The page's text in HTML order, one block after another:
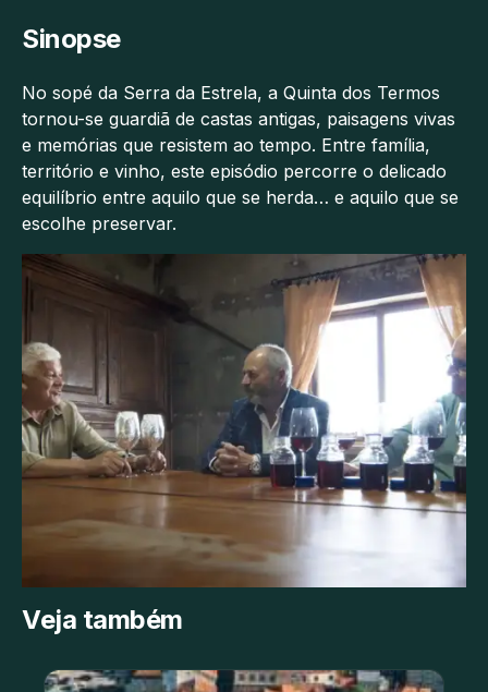
Sinopse
No sopé da Serra da Estrela, a Quinta dos Termos
tornou-se guardiã de castas antigas, paisagens vivas
e memórias que resistem ao tempo. Entre família,
território e vinho, este episódio percorre o delicado
equilíbrio entre aquilo que se herda… e aquilo que se
escolhe preservar.
Veja também